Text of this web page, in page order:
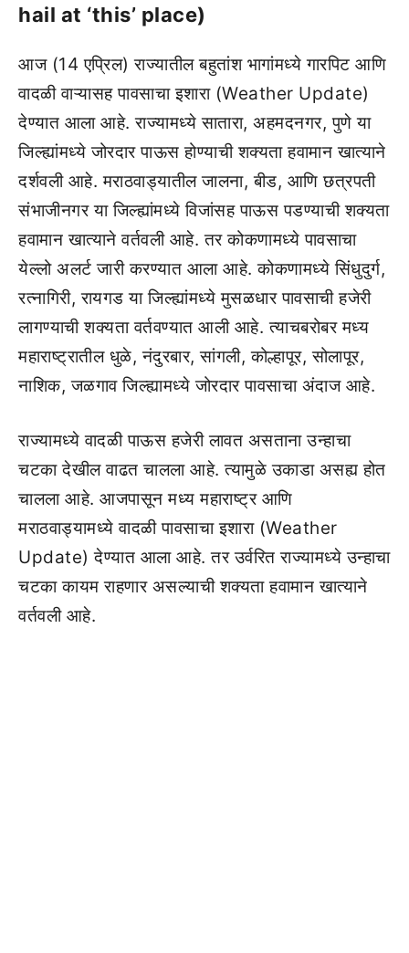
hail at ‘this’ place)
आज (14 एप्रिल) राज्यातील बहुतांश भागांमध्ये गारपिट आणि
वादळी वाऱ्यासह पावसाचा इशारा (Weather Update)
देण्यात आला आहे. राज्यामध्ये सातारा, अहमदनगर, पुणे या
जिल्ह्यांमध्ये जोरदार पाऊस होण्याची शक्यता हवामान खात्याने
दर्शवली आहे. मराठवाड्यातील जालना, बीड, आणि छत्रपती
संभाजीनगर या जिल्ह्यांमध्ये विजांसह पाऊस पडण्याची शक्यता
हवामान खात्याने वर्तवली आहे. तर कोकणामध्ये पावसाचा
येल्लो अलर्ट जारी करण्यात आला आहे. कोकणामध्ये सिंधुदुर्ग,
रत्नागिरी, रायगड या जिल्ह्यांमध्ये मुसळधार पावसाची हजेरी
लागण्याची शक्यता वर्तवण्यात आली आहे. त्याचबरोबर मध्य
महाराष्ट्रातील धुळे, नंदुरबार, सांगली, कोल्हापूर, सोलापूर,
नाशिक, जळगाव जिल्ह्यामध्ये जोरदार पावसाचा अंदाज आहे.
राज्यामध्ये वादळी पाऊस हजेरी लावत असताना उन्हाचा
चटका देखील वाढत चालला आहे. त्यामुळे उकाडा असह्य होत
चालला आहे. आजपासून मध्य महाराष्ट्र आणि
मराठवाड्यामध्ये वादळी पावसाचा इशारा (Weather
Update) देण्यात आला आहे. तर उर्वरित राज्यामध्ये उन्हाचा
चटका कायम राहणार असल्याची शक्यता हवामान खात्याने
वर्तवली आहे.